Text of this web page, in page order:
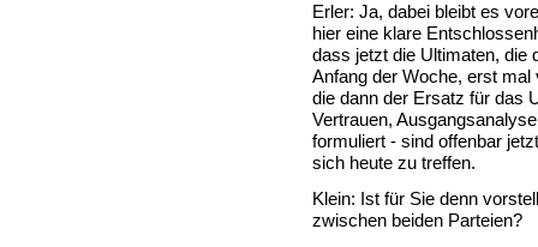
Erler: Ja, dabei bleibt es
hier eine klare
dass jetzt die Ultimaten, die
Anfang der Woche, erst
die dann der Ersatz für das
Vertrauen,
formuliert - sind offenbar
sich heute zu treffen.
Klein: Ist für Sie denn
zwischen beiden Parteien?